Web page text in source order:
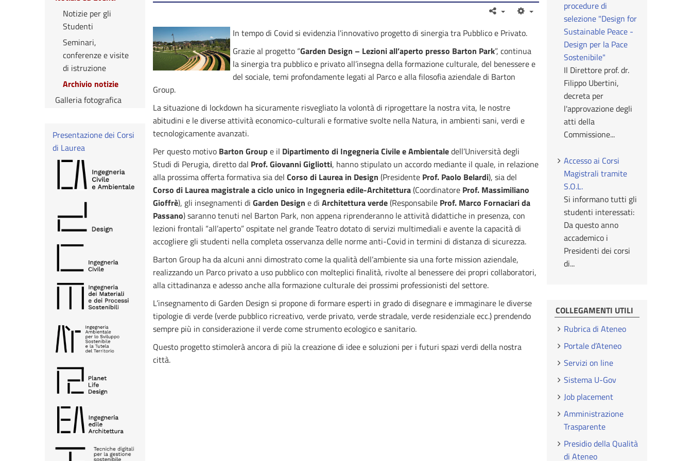
In tempo di Covid si evidenzia l'innovativo progetto di sinergia tra Pubblico e Privato.
Grazie al progetto “Garden Design – Lezioni all’aperto presso Barton Park”, continua
la sinergia tra pubblico e privato all’insegna della formazione culturale, del benessere e
del sociale, temi profondamente legati al Parco e alla filosofia aziendale di Barton
Group.
La situazione di lockdown ha sicuramente risvegliato la volontà di riprogettare la nostra vita, le nostre
abitudini e le diverse attività economico-culturali e formative svolte nella Natura, in ambienti sani, verdi e
tecnologicamente avanzati.
Per questo motivo Barton Group e il Dipartimento di Ingegneria Civile e Ambientaledell’Università degli
Studi di Perugia, diretto dal Prof. Giovanni Gigliotti, hanno stipulato un accordo mediante il quale, in relazione
alla prossima offerta formativa sia del Corso di Laurea in Design (Presidente Prof. Paolo Belardi), sia del
Corso di Laurea magistrale a ciclo unico in Ingegneria edile-Architettura(Coordinatore Prof. Massimiliano
Gioffrè), gli insegnamenti di Garden Design e di Architettura verde(Responsabile Prof. Marco Fornaciari da
Passano) saranno tenuti nel Barton Park, non appena riprenderanno le attività didattiche in presenza, con
lezioni frontali “all’aperto” ospitate nel grande Teatro dotato di servizi multimediali e avente la capacità di
accogliere gli studenti nella completa osservanza delle norme anti-Covid in termini di distanza di sicurezza.
Barton Group ha da alcuni anni dimostrato come la qualità dell’ambiente sia una forte mission aziendale,
realizzando un Parco privato a uso pubblico con molteplici finalità, rivolte al benessere dei propri collaboratori,
alla cittadinanza e adesso anche alla formazione culturale dei prossimi professionisti del settore.
L’insegnamento di Garden Design si propone di formare esperti in grado di disegnare e immaginare le diverse
tipologie di verde (verde pubblico ricreativo, verde privato, verde stradale, verde residenziale ecc.) prendendo
sempre più in considerazione il verde come strumento ecologico e sanitario.
Questo progetto stimolerà ancora di più la creazione di idee e soluzioni per i futuri spazi verdi della nostra
città.
Notizie per gli
Studenti
Seminari,
conferenze e visite
di istruzione
Archivio notizie
Galleria fotografica
Presentazione dei Corsi
di Laurea
procedure di
selezione "Design for
Sustainable Peace -
Design per la Pace
Sostenibile"
Il Direttore prof. dr.
Filippo Ubertini,
decreta per
l'approvazione degli
atti della
Commissione...
Accesso ai Corsi
Magistrali tramite
S.O.L.
Si informano tutti gli
studenti interessati:
Da questo anno
accademico i
Presidenti dei corsi
di...
COLLEGAMENTI UTILI
Rubrica di Ateneo
Portale d’Ateneo
Servizi on line
Sistema U-Gov
Job placement
Amministrazione
Trasparente
Presidio della Qualità
di Ateneo